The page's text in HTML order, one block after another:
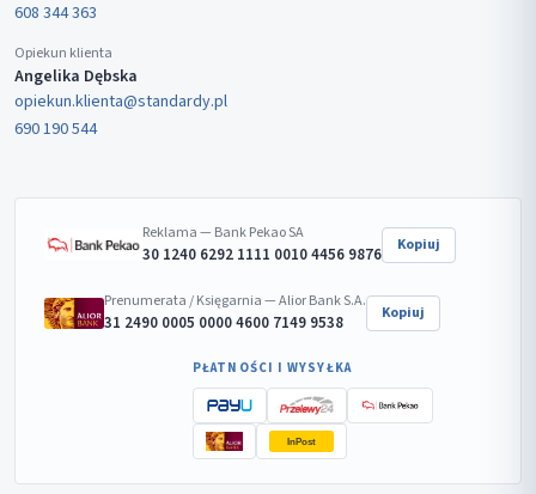
608 344 363
Opiekun klienta
Angelika Dębska
opiekun.klienta@standardy.pl
690 190 544
Reklama — Bank Pekao SA
30 1240 6292 1111 0010 4456 9876 Kopiuj
Prenumerata / Księgarnia — Alior Bank S.A.
31 2490 0005 0000 4600 7149 9538 Kopiuj
PŁATNOŚCI I WYSYŁKA
InPost